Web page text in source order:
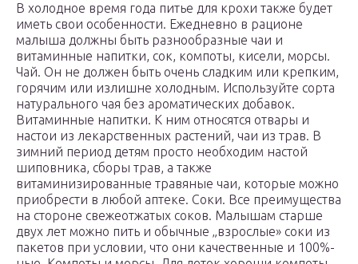
В холодное время года питье для крохи также будет
иметь свои особенности. Ежедневно в рационе
малыша должны быть разнообразные чаи и
витаминные напитки, сок, компоты, кисели, морсы.
Чай. Он не должен быть очень сладким или крепким,
горячим или излишне холодным. Используйте сорта
натурального чая без ароматических добавок.
Витаминные напитки. К ним относятся отвары и
настои из лекарственных растений, чаи из трав. В
зимний период детям просто необходим настой
шиповника, сборы трав, а также
витаминизированные травяные чаи, которые можно
приобрести в любой аптеке. Соки. Все преимущества
на стороне свежеотжатых соков. Малышам старше
двух лет можно пить и обычные „взрослые» соки из
пакетов при условии, что они качественные и 100%-